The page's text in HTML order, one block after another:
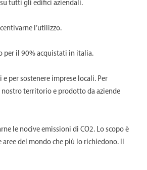
l’utilizzo.
per il 90% acquistati in italia.
per sostenere imprese locali. Per
territorio e prodotto da aziende
le nocive emissioni di CO2. Lo scopo è
del mondo che più lo richiedono. Il